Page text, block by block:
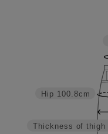
Thickness of thigh
Hip 100.8cm